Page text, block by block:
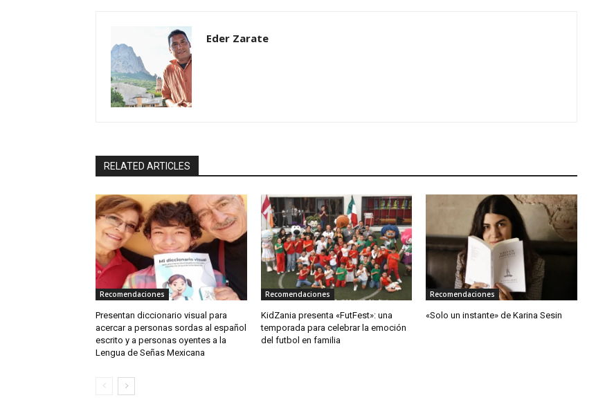
Eder Zarate
RELATED ARTICLES
Recomendaciones
Presentan diccionario visual para
acercar a personas sordas al español
escrito y a personas oyentes a la
Lengua de Señas Mexicana
Recomendaciones
KidZania presenta «FutFest»: una
temporada para celebrar la emoción
del futbol en familia
Recomendaciones
«Solo un instante» de Karina Sesin